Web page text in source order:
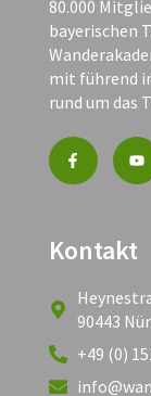
80.000
bayerischen
mit führend
rund um das
Kontakt
90443
+49 (0)